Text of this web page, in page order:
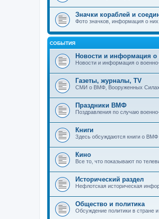
Значки кораблей и
Фото значков, информация о них.
СОБЫТИЯ
Новости и информация
Новости и информация о
Газеты, журналы, TV
СМИ о ВМФ, Вооруженных Силах
Праздники ВМФ
Поздравления по случаю
Книги
Здесь обсуждаются книги о ВМФ
Кино
Все то, что показывают по
Исторический раздел
Нефлотская историческая
Общество и политика
Обсуждение политики в стране